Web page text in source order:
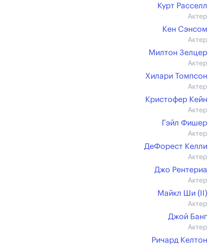
Курт Расселл
Актер
Кен Сэнсом
Актер
Милтон Зелцер
Актер
Хилари Томпсон
Актер
Кристофер Кейн
Актер
Гэйл Фишер
Актер
ДеФорест Келли
Актер
Джо Рентериа
Актер
Майкл Ши (II)
Актер
Джой Банг
Актер
Ричард Келтон